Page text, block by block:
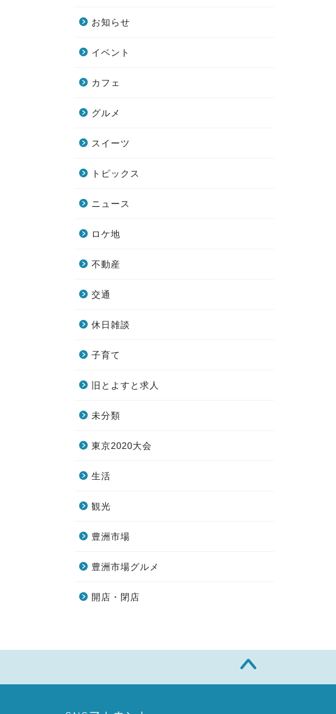
お知らせ
イベント
カフェ
グルメ
スイーツ
トピックス
ニュース
ロケ地
不動産
交通
休日雑談
子育て
旧とよすと求人
未分類
東京2020大会
生活
観光
豊洲市場
豊洲市場グルメ
開店・閉店